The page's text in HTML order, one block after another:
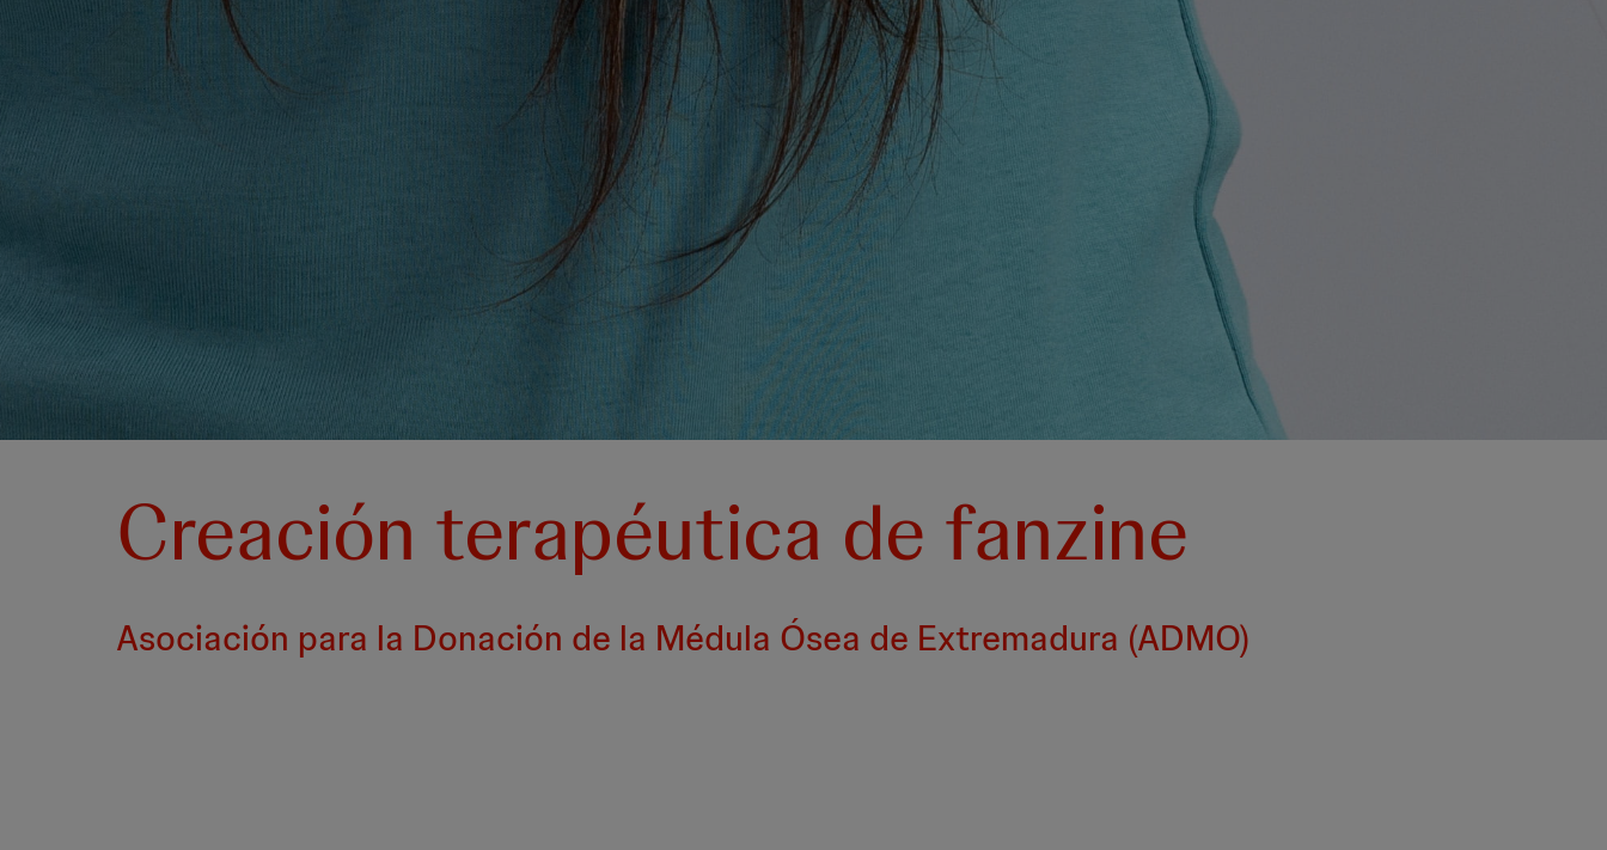
Creación terapéutica de fanzine
Asociación para la Donación de la Médula Ósea de Extremadura (ADMO)